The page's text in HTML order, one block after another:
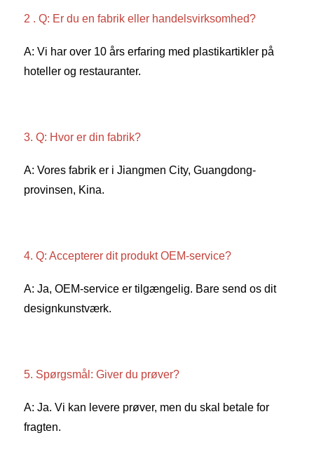
2 . Q: Er du en fabrik eller handelsvirksomhed?
A: Vi har over 10 års erfaring med plastikartikler på
hoteller og restauranter.
3. Q: Hvor er din fabrik?
A: Vores fabrik er i Jiangmen City, Guangdong-
provinsen, Kina.
4. Q: Accepterer dit produkt OEM-service?
A: Ja, OEM-service er tilgængelig. Bare send os dit
designkunstværk.
5. Spørgsmål: Giver du prøver?
A: Ja. Vi kan levere prøver, men du skal betale for
fragten.